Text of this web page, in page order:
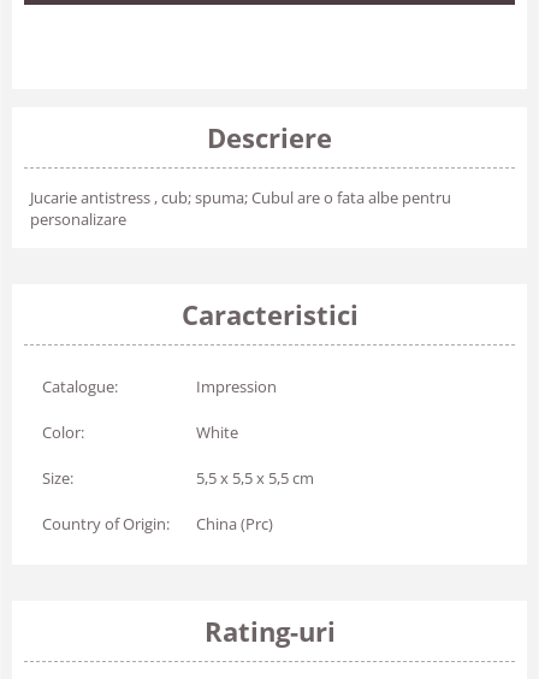
Descriere
Jucarie antistress , cub; spuma; Cubul are o fata albe pentru
personalizare
Caracteristici
Catalogue: Impression
Color: White
Size: 5,5 x 5,5 x 5,5 cm
Country of Origin: China (Prc)
Rating-uri